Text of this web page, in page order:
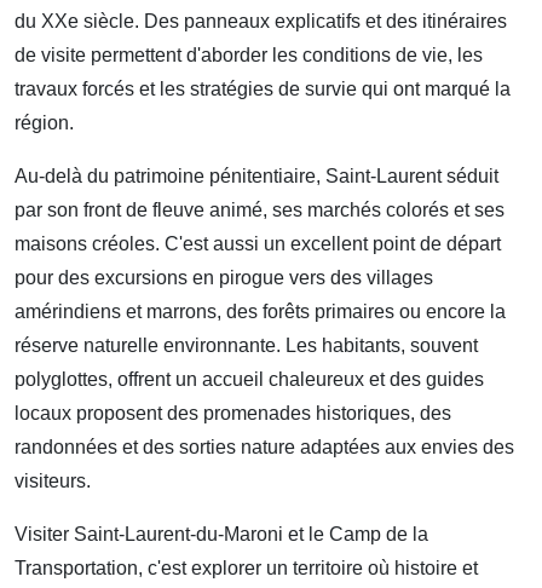
du XXe siècle. Des panneaux explicatifs et des itinéraires
de visite permettent d'aborder les conditions de vie, les
travaux forcés et les stratégies de survie qui ont marqué la
région.
Au-delà du patrimoine pénitentiaire, Saint-Laurent séduit
par son front de fleuve animé, ses marchés colorés et ses
maisons créoles. C'est aussi un excellent point de départ
pour des excursions en pirogue vers des villages
amérindiens et marrons, des forêts primaires ou encore la
réserve naturelle environnante. Les habitants, souvent
polyglottes, offrent un accueil chaleureux et des guides
locaux proposent des promenades historiques, des
randonnées et des sorties nature adaptées aux envies des
visiteurs.
Visiter Saint-Laurent-du-Maroni et le Camp de la
Transportation, c'est explorer un territoire où histoire et